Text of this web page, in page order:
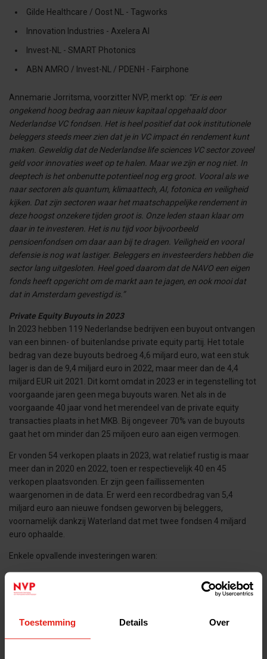
Toestemming Details Over
Gilde Healthcare / Oost NL - Tagworks
Innovation Industries - Axelera AI
Invest-NL - SMART Photonics
ABN AMRO / Invest-NL / PDENH - Fairphone
Annemarie Jorritsma, voorzitter NVP, merkt op: “Er is een
ongekend hoog bedrag aan nieuw kapitaal opgehaald door
Nederlandse VC fondsen. Het is heel positief dat ook institutionele
beleggers steeds meer zien dat je in VC impact én rendement kunt
maken. Geweldig dat de Nederlandse life sciences VC sector zoveel
geld voor innovaties weet op te halen. Maar we zijn er nog niet. In
deeptech is het onbenutte potentieel nog erg groot. Vooral als we
naar sectoren als quantum, klimaattech, AI, fotonica en veiligheid
kijken. Dat zijn sectoren waar het maatschappelijke rendement in
deze hoogst onzekere tijden groot is. Onze leden staan klaar om
daar in te investeren. Het is nu tijd voor bijvoorbeeld
pensioenfondsen om daar aan bij te dragen. Veiligheid en vooral
defensie is nog wat lastiger. Beleggers en investeerders hebben die
sector lang uitgesloten. Heel goed daarom dat de NAVO een eigen
fonds heeft opgericht om de markt aan te jagen, en ook mooi dat
dat in Amsterdam gevestigd is.”
Private Equity Buyouts in 2023
In 2023 hebben 119 Nederlandse bedrijven een buyout ontvangen
van een binnen- of buitenlandse private equity partij. Het totale
bedrag van deze buyouts bedroeg 4,6 miljard euro, wat een stuk
lager is dan de 9,4 miljard euro in 2022, maar meer dan de 4,4
miljard EUR uit 2021. Dit komt omdat in 2023 er in tegenstelling tot
voorgaande jaren geen mega buyouts waren. Net als in de
voorgaande 40 jaar vond het merendeel van de private equity
transacties plaats in het MKB. Bij ongeveer 70% van de buyouts
gaat het om minder dan 25 miljoen euro aan eigen vermogen.
Er vonden 54 verkopen plaats in 2023, wat relatief rustig is maar
meer dan in 2020 en 2022, toen er respectievelijk 40 en 45
verkopen plaatsvonden. Er zijn geen faillissementen
waargenomen in de data. Er werd een recordbedrag van 5,4
miljard euro aan nieuwe fondsen geworven bij beleggers,
voornamelijk dankzij Waterland dat met twee fondsen 4 miljard
euro ophaalde.
Enkele opvallende investeringen waren:
3i Group - Action (herfinanciering)